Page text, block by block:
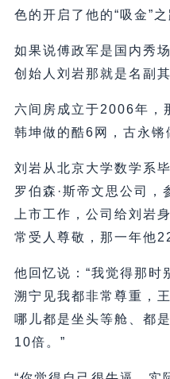
色的开启了他的“吸金”之
如果说傅政军是国内秀
创始人刘岩那就是名副其
六间房成立于2006年，
韩坤做的酷6网，古永锵
刘岩从北京大学数学系
罗伯森·斯帝文思公司，
上市工作，公司给刘岩
常受人尊敬，那一年他
他回忆说：“我觉得那时
溯宁见我都非常尊重，
哪儿都是坐头等舱、都
10倍。”